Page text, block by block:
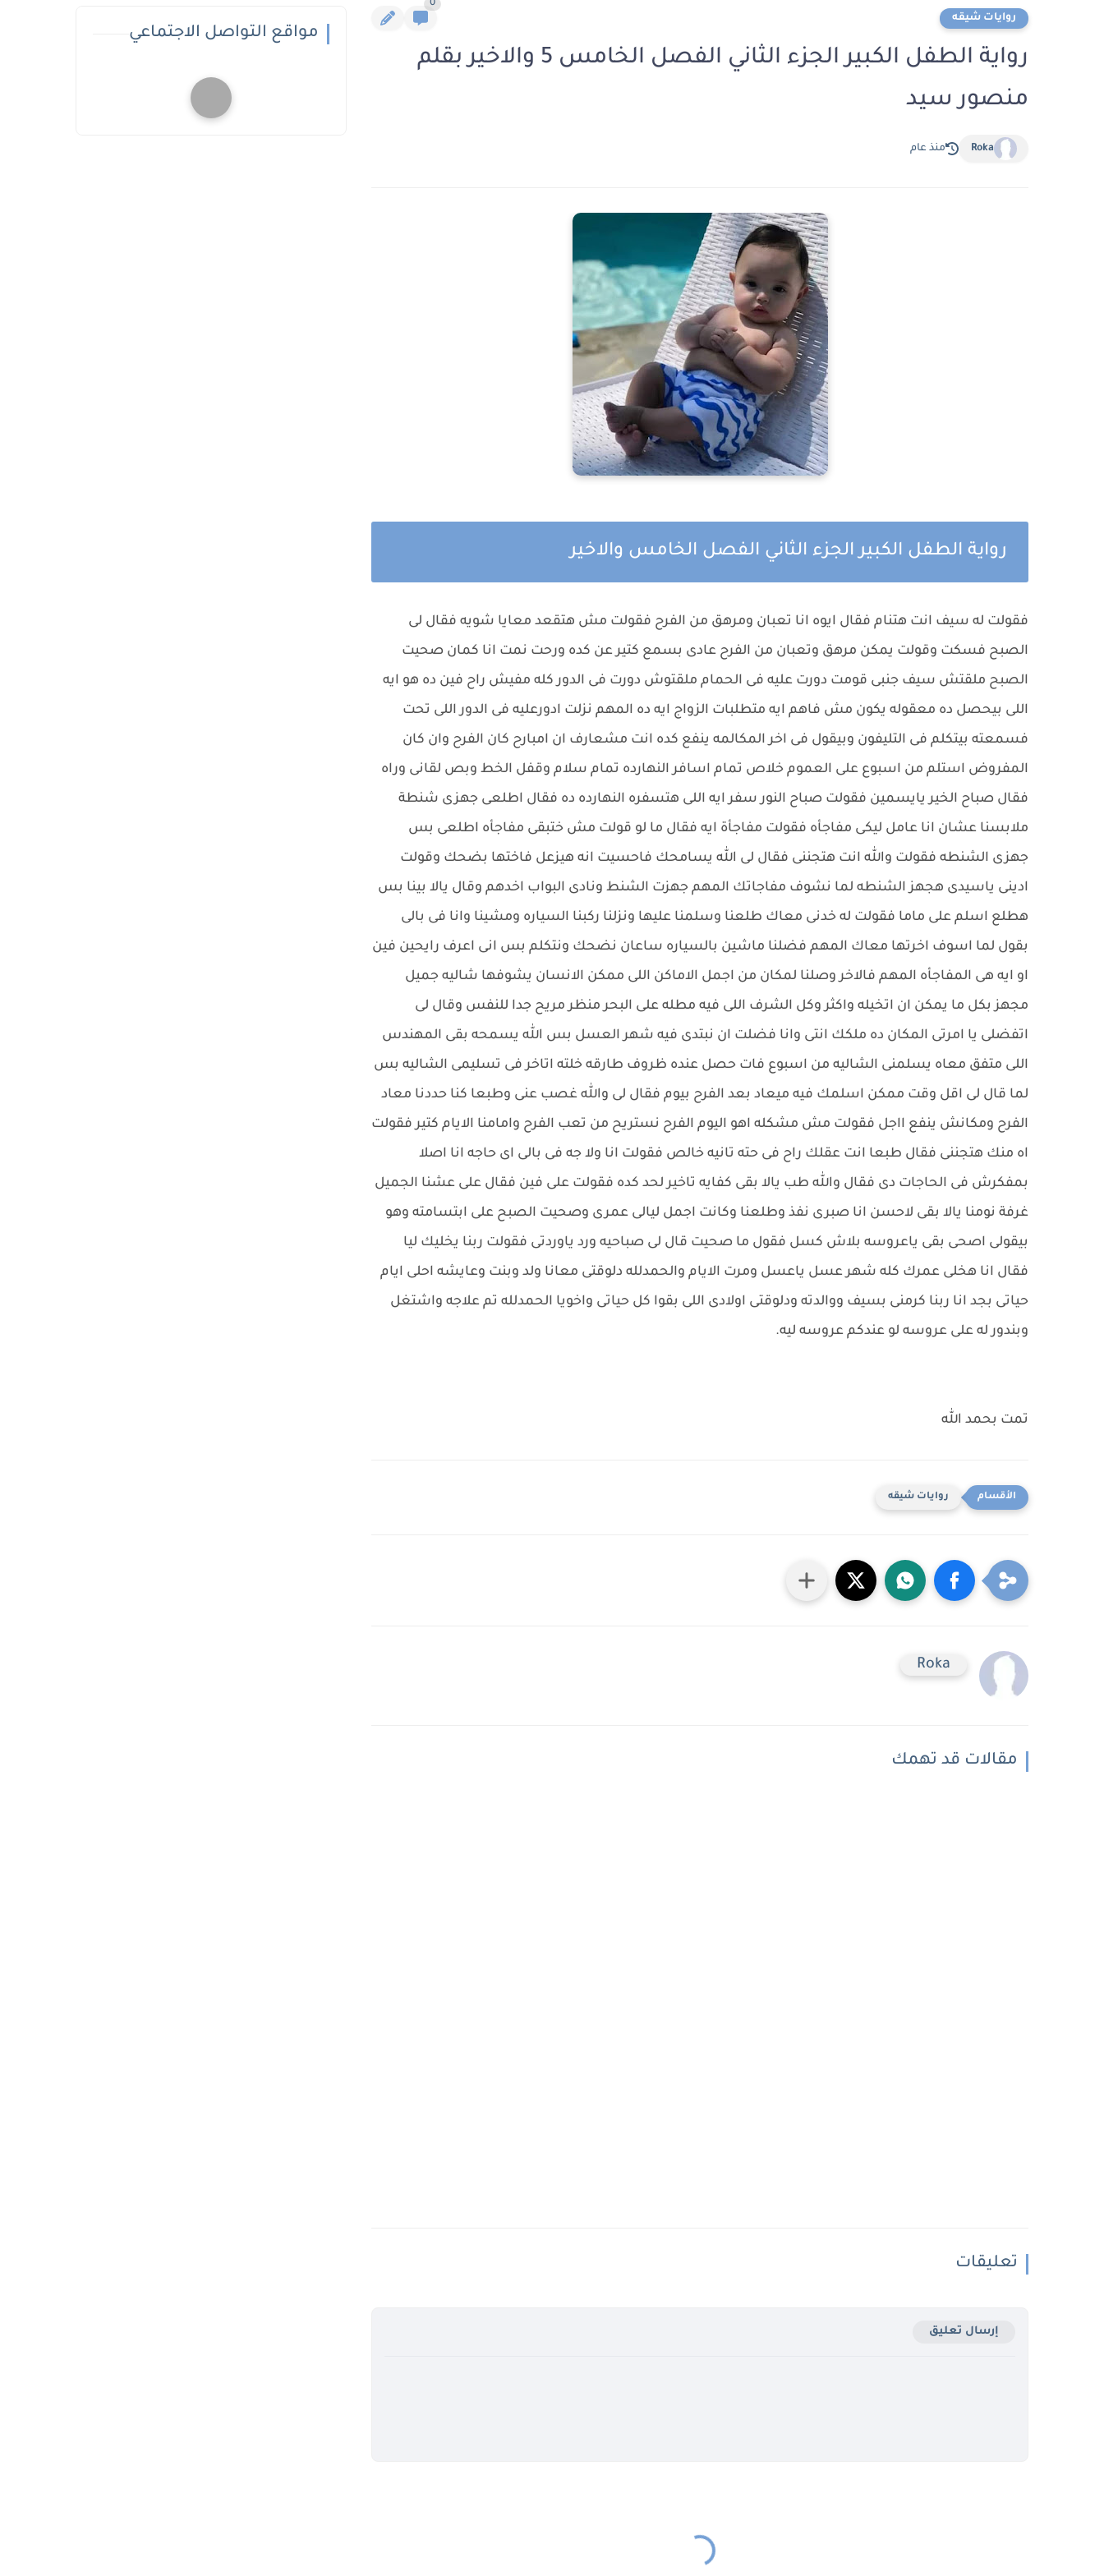
روايات شيقه
0
رواية الطفل الكبير الجزء الثاني الفصل الخامس 5 والاخير بقلم
منصور سيد
Roka منذ عام
رواية الطفل الكبير الجزء الثاني الفصل الخامس والاخير
فقولت له سيف انت هتنام فقال ايوه انا تعبان ومرهق من الفرح فقولت مش هتقعد معايا شويه فقال لى
الصبح فسكت وقولت يمكن مرهق وتعبان من الفرح عادى بسمع كتير عن كده ورحت نمت انا كمان صحيت
الصبح ملقتش سيف جنبى قومت دورت عليه فى الحمام ملقتوش دورت فى الدور كله مفيش راح فين ده هو ايه
اللى بيحصل ده معقوله يكون مش فاهم ايه متطلبات الزواج ايه ده المهم نزلت ادورعليه فى الدور اللى تحت
فسمعته بيتكلم فى التليفون وبيقول فى اخر المكالمه ينفع كده انت مشعارف ان امبارح كان الفرح وان كان
المفروض استلم من اسبوع على العموم خلاص تمام اسافر النهارده تمام سلام وقفل الخط وبص لقانى وراه
فقال صباح الخير يايسمين فقولت صباح النور سفر ايه اللى هتسفره النهارده ده فقال اطلعى جهزى شنطة
ملابسنا عشان انا عامل ليكى مفاجأه فقولت مفاجأة ايه فقال ما لو قولت مش ختبقى مفاجأه اطلعى بس
جهزى الشنطه فقولت والله انت هتجننى فقال لى الله يسامحك فاحسيت انه هيزعل فاختها بضحك وقولت
ادينى ياسيدى هجهز الشنطه لما نشوف مفاجاتك المهم جهزت الشنط ونادى البواب اخدهم وقال يالا بينا بس
هطلع اسلم على ماما فقولت له خدنى معاك طلعنا وسلمنا عليها ونزلنا ركبنا السياره ومشينا وانا فى بالى
بقول لما اسوف اخرتها معاك المهم فضلنا ماشين بالسياره ساعان نضحك ونتكلم بس انى اعرف رايحين فين
او ايه هى المفاجأه المهم فالاخر وصلنا لمكان من اجمل الاماكن اللى ممكن الانسان يشوفها شاليه جميل
مجهز بكل ما يمكن ان اتخيله واكثر وكل الشرف اللى فيه مطله على البحر منظر مريح جدا للنفس وقال لى
اتفضلى يا امرتى المكان ده ملكك انتى وانا فضلت ان نبتدى فيه شهر العسل بس الله يسمحه بقى المهندس
اللى متفق معاه يسلمنى الشاليه من اسبوع فات حصل عنده ظروف طارقه خلته اتاخر فى تسليمى الشاليه بس
لما قال لى اقل وقت ممكن اسلمك فيه ميعاد بعد الفرح بيوم فقال لى والله غصب عنى وطبعا كنا حددنا معاد
الفرح ومكانش ينفع ااجل فقولت مش مشكله اهو اليوم الفرح نستريح من تعب الفرح وامامنا الايام كتير فقولت
اه منك هتجننى فقال طبعا انت عقلك راح فى حته تانيه خالص فقولت انا ولا جه فى بالى اى حاجه انا اصلا
بمفكرش فى الحاجات دى فقال والله طب يالا بقى كفايه تاخير لحد كده فقولت على فين فقال على عشنا الجميل
غرفة نومنا يالا بقى لاحسن انا صبرى نفذ وطلعنا وكانت اجمل ليالى عمرى وصحيت الصبح على ابتسامته وهو
بيقولى اصحى بقى ياعروسه بلاش كسل فقول ما صحيت قال لى صباحيه ورد ياوردتى فقولت ربنا يخليك ليا
فقال انا هخلى عمرك كله شهر عسل ياعسل ومرت الايام والحمدلله دلوقتى معانا ولد وبنت وعايشه احلى ايام
حياتى بجد انا ربنا كرمنى بسيف ووالدته ودلوقتى اولادى اللى بقوا كل حياتى واخويا الحمدلله تم علاجه واشتغل
وبندور له على عروسه لو عندكم عروسه ليه.
تمت بحمد الله
روايات شيقه
Roka
مقالات قد تهمك
تعليقات
إرسال تعليق
مواقع التواصل الاجتماعي